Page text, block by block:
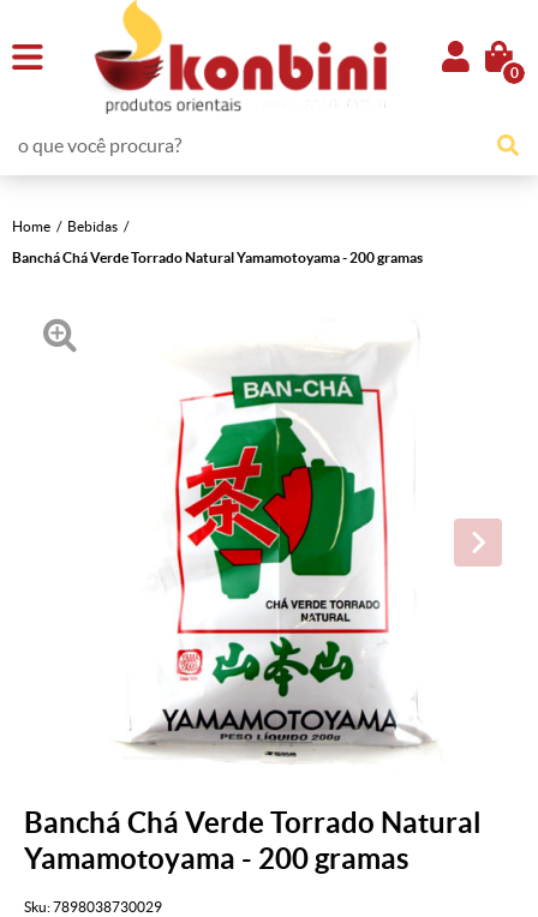
0
Home
Bebidas
Banchá Chá Verde Torrado Natural Yamamotoyama - 200 gramas
Banchá Chá Verde Torrado Natural
Yamamotoyama - 200 gramas
Sku:7898038730029